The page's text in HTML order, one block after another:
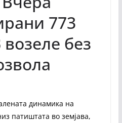
773
без
динамика на
патиштата во земјава,